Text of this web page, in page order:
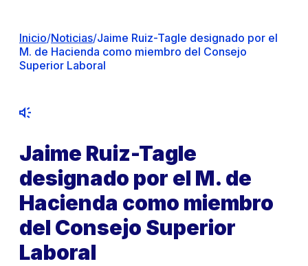
Inicio/Noticias/Jaime Ruiz-Tagle designado por el
M. de Hacienda como miembro del Consejo
Superior Laboral
Jaime Ruiz-Tagle
designado por el M. de
Hacienda como miembro
del Consejo Superior
Laboral